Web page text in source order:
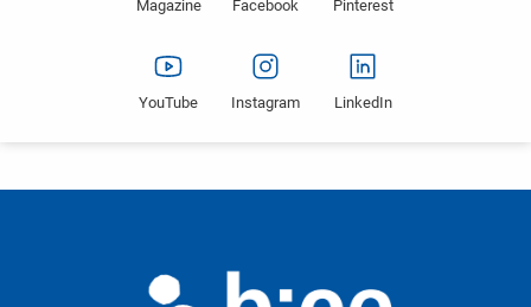
Magazine Facebook Pinterest
YouTube Instagram LinkedIn